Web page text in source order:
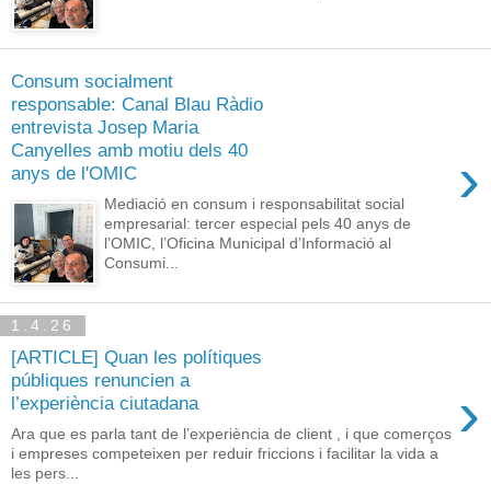
Consum socialment
responsable: Canal Blau Ràdio
entrevista Josep Maria
Canyelles amb motiu dels 40
anys de l'OMIC
›
Mediació en consum i responsabilitat social
empresarial: tercer especial pels 40 anys de
l’OMIC, l’Oficina Municipal d’Informació al
Consumi...
1.4.26
[ARTICLE] Quan les polítiques
públiques renuncien a
l’experiència ciutadana
›
Ara que es parla tant de l’experiència de client , i que comerços
i empreses competeixen per reduir friccions i facilitar la vida a
les pers...